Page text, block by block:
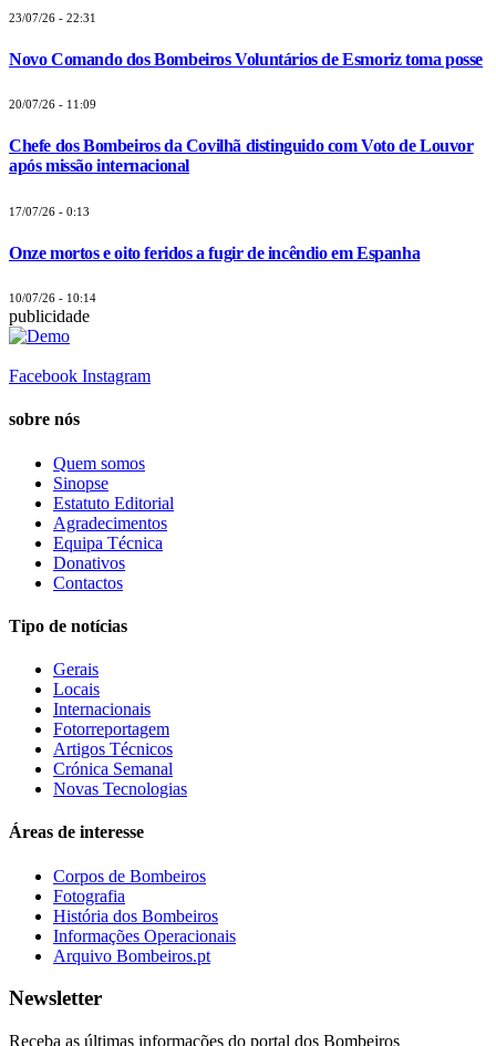
23/07/26 - 22:31
Novo Comando dos Bombeiros Voluntários de Esmoriz toma posse
20/07/26 - 11:09
Chefe dos Bombeiros da Covilhã distinguido com Voto de Louvor
após missão internacional
17/07/26 - 0:13
Onze mortos e oito feridos a fugir de incêndio em Espanha
10/07/26 - 10:14
publicidade
Facebook Instagram
sobre nós
Quem somos
Sinopse
Estatuto Editorial
Agradecimentos
Equipa Técnica
Donativos
Contactos
Tipo de notícias
Gerais
Locais
Internacionais
Fotorreportagem
Artigos Técnicos
Crónica Semanal
Novas Tecnologias
Áreas de interesse
Corpos de Bombeiros
Fotografia
História dos Bombeiros
Informações Operacionais
Arquivo Bombeiros.pt
Newsletter
Receba as últimas informações do portal dos Bombeiros